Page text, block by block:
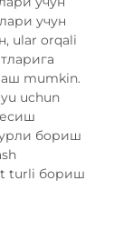
учун
ular orqali
mumkin.
uchun
бориш
turli бориш